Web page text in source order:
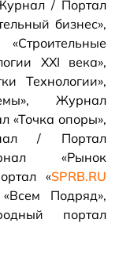
/ Портал
бизнес»,
XXI века»,
Технологии»,
Журнал
«Точка опоры»,
/ Портал
«Рынок
«SPRB.RU
Подряд»,
портал